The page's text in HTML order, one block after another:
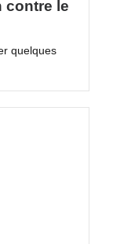
contre le
quelques